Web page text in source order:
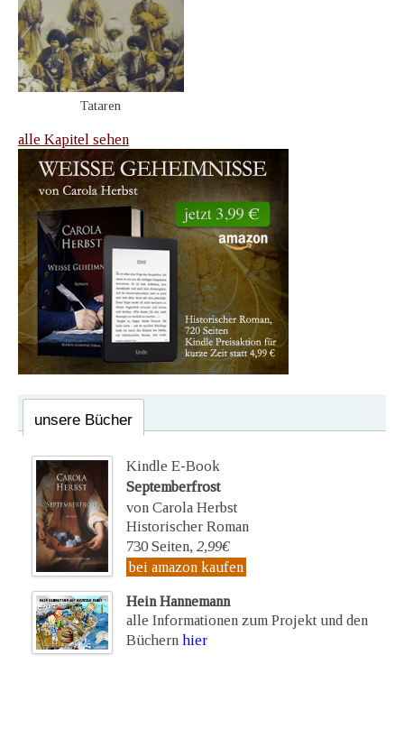
Tataren
alle Kapitel sehen
unsere Bücher
Kindle E-Book
Septemberfrost
von Carola Herbst
Historischer Roman
730 Seiten, 2,99€
bei amazon kaufen
Hein Hannemann
alle Informationen zum Projekt und den
Büchern hier